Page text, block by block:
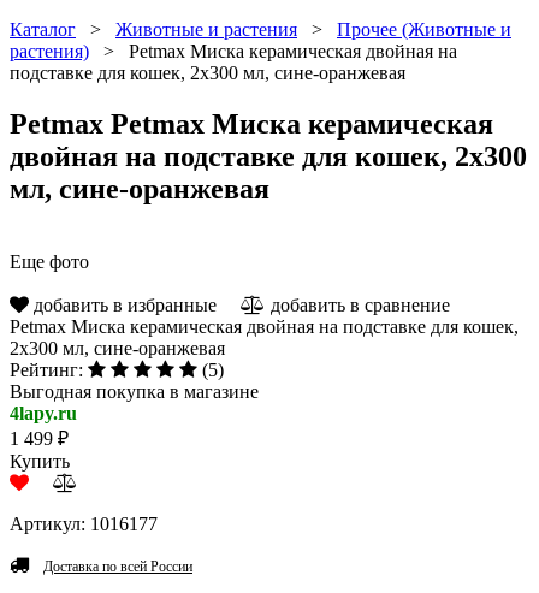
Каталог > Животные и растения > Прочее (Животные и
растения) > Petmax Миска керамическая двойная на
подставке для кошек, 2x300 мл, сине-оранжевая
Petmax Petmax Миска керамическая
двойная на подставке для кошек, 2x300
мл, сине-оранжевая
Еще фото
добавить в избранные
добавить в сравнение
Petmax Миска керамическая двойная на подставке для кошек,
2x300 мл, сине-оранжевая
Рейтинг:
(5)
Выгодная покупка в магазине
4lapy.ru
1 499 ₽
Купить
Артикул: 1016177
Доставка по всей России